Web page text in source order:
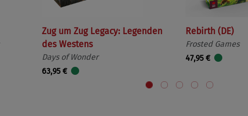
Zug um Zug Legacy: Legenden
des Westens
Days of Wonder
63,95 €
Rebirth (DE)
Frosted Games
47,95 €